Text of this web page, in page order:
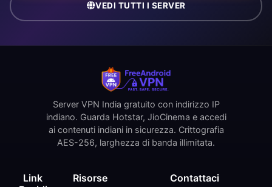
VEDI TUTTI I SERVER
Link
Risorse
Server VPN India gratuito con indirizzo IP
indiano. Guarda Hotstar, JioCinema e accedi
ai contenuti indiani in sicurezza. Crittografia
AES-256, larghezza di banda illimitata.
Contattaci